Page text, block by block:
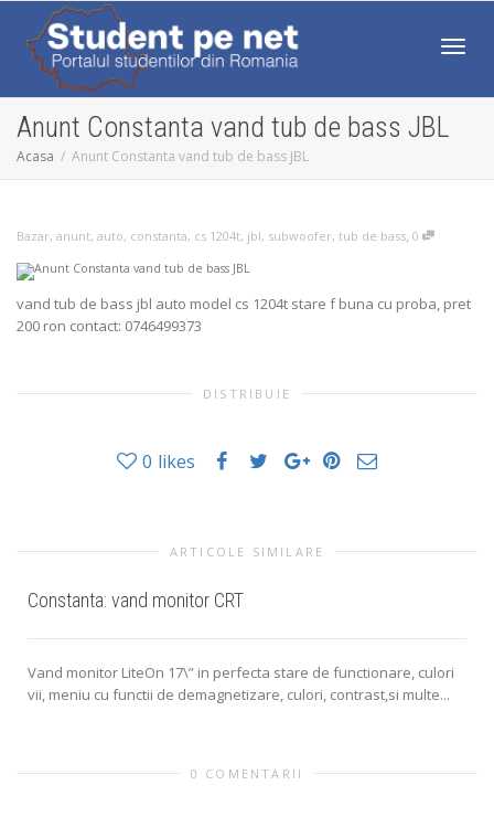
Anunt Constanta vand tub de bass JBL
Acasa Anunt Constanta vand tub de bass JBL
Bazar, anunt, auto, constanta, cs 1204t, jbl, subwoofer, tub de bass, 0
vand tub de bass jbl auto model cs 1204t stare f buna cu proba, pret
200 ron contact: 0746499373
DISTRIBUIE
0 likes
ARTICOLE SIMILARE
Constanta: vand monitor CRT
Vand monitor LiteOn 17\” in perfecta stare de functionare, culori
vii, meniu cu functii de demagnetizare, culori, contrast,si multe...
0 COMENTARII